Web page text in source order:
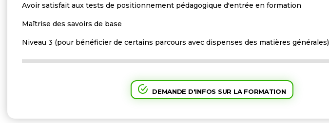
Avoir satisfait aux tests de positionnement pédagogique d'entrée en formation
Maîtrise des savoirs de base
Niveau 3 (pour bénéficier de certains parcours avec dispenses des matières générales)
DEMANDE D'INFOS SUR LA FORMATION